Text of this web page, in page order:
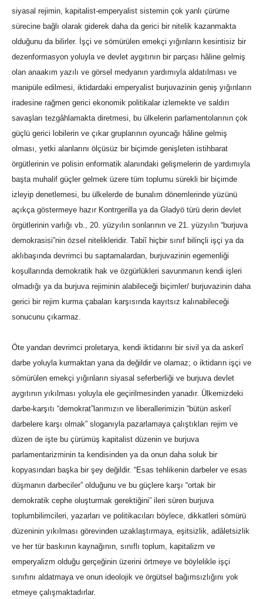
siyasal rejimin, kapitalist-emperyalist sistemin çok yanlı çürüme
sürecine bağlı olarak giderek daha da gerici bir nitelik kazanmakta
olduğunu da bilirler. İşçi ve sömürülen emekçi yığınların kesintisiz bir
dezenformasyon yoluyla ve devlet aygıtının bir parçası hâline gelmiş
olan anaakım yazılı ve görsel medyanın yardımıyla aldatılması ve
manipüle edilmesi, iktidardaki emperyalist burjuvazinin geniş yığınların
iradesine rağmen gerici ekonomik politikalar izlemekte ve saldırı
savaşları tezgâhlamakta diretmesi, bu ülkelerin parlamentolarının çok
güçlü gerici lobilerin ve çıkar gruplarının oyuncağı hâline gelmiş
olması, yetki alanlarını ölçüsüz bir biçimde genişleten istihbarat
örgütlerinin ve polisin enformatik alanındaki gelişmelerin de yardımıyla
başta muhalif güçler gelmek üzere tüm toplumu sürekli bir biçimde
izleyip denetlemesi, bu ülkelerde de bunalım dönemlerinde yüzünü
açıkça göstermeye hazır Kontrgerilla ya da Gladyö türü derin devlet
örgütlerinin varlığı vb., 20. yüzyılın sonlarının ve 21. yüzyılın “burjuva
demokrasisi”nin özsel nitelikleridir. Tabiî hiçbir sınıf bilinçli işçi ya da
aklıbaşında devrimci bu saptamalardan, burjuvazinin egemenliği
koşullarında demokratik hak ve özgürlükleri savunmanın kendi işleri
olmadığı ya da burjuva rejiminin alabileceği biçimler/ burjuvazinin daha
gerici bir rejim kurma çabaları karşısında kayıtsız kalınabileceği
sonucunu çıkarmaz.
Öte yandan devrimci proletarya, kendi iktidarını bir sivil ya da askerî
darbe yoluyla kurmaktan yana da değildir ve olamaz; o iktidarın işçi ve
sömürülen emekçi yığınların siyasal seferberliği ve burjuva devlet
aygıtının yıkılması yoluyla ele geçirilmesinden yanadır. Ülkemizdeki
darbe-karşıtı “demokrat”larımızın ve liberallerimizin “bütün askerî
darbelere karşı olmak” sloganıyla pazarlamaya çalıştıkları rejim ve
düzen de işte bu çürümüş kapitalist düzenin ve burjuva
parlamentarizminin ta kendisinden ya da onun daha soluk bir
kopyasından başka bir şey değildir. “Esas tehlikenin darbeler ve esas
düşmanın darbeciler” olduğunu ve bu güçlere karşı “ortak bir
demokratik cephe oluşturmak gerektiğini” ileri süren burjuva
toplumbilimcileri, yazarları ve politikacıları böylece, dikkatleri sömürü
düzeninin yıkılması görevinden uzaklaştırmaya, eşitsizlik, adâletsizlik
ve her tür baskının kaynağının, sınıflı toplum, kapitalizm ve
emperyalizm olduğu gerçeğinin üzerini örtmeye ve böylelikle işçi
sınıfını aldatmaya ve onun ideolojik ve örgütsel bağımsızlığını yok
etmeye çalışmaktadırlar.